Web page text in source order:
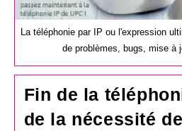
La téléphonie par IP ou l'expression
de problèmes, bugs, mise à
Fin de la
de la nécessité